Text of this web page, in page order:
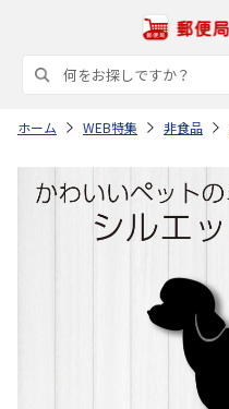
ホーム WEB特集 非食品